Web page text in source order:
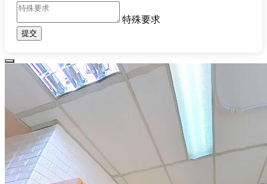
特殊要求
提交